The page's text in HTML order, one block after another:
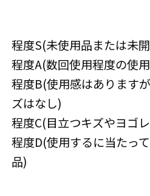
程度S(未使用品または未
程度A(数回使用程度の使
程度B(使用感はあります
ズはなし)
程度C(目立つキズやヨゴ
程度D(使用するに当たっ
品)